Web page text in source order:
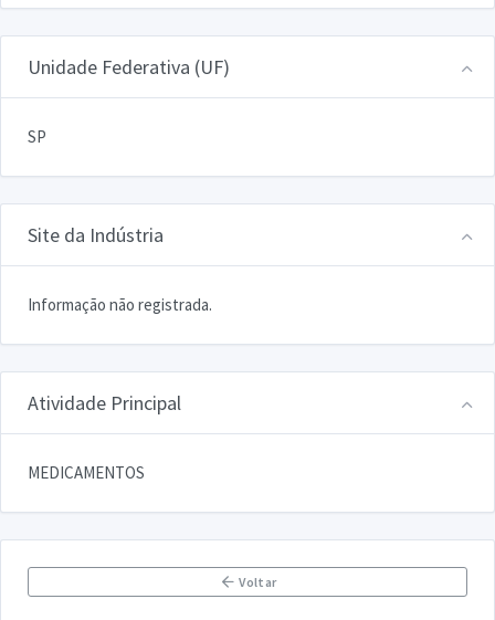
Unidade Federativa (UF)
SP
Site da Indústria
Informação não registrada.
Atividade Principal
MEDICAMENTOS
Voltar